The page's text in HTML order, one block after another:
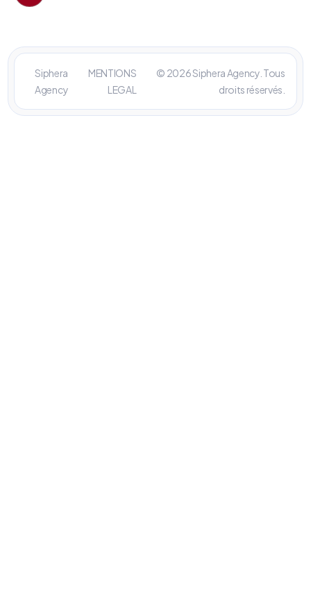
Siphera
Agency
MENTIONS
LEGAL
© 2026 Siphera Agency. Tous
droits réservés.